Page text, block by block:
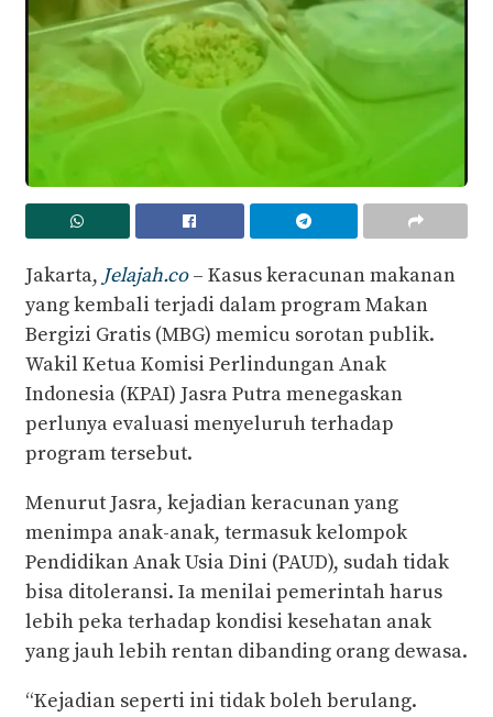
Jakarta, Jelajah.co– Kasus keracunan makanan
yang kembali terjadi dalam program Makan
Bergizi Gratis (MBG) memicu sorotan publik.
Wakil Ketua Komisi Perlindungan Anak
Indonesia (KPAI) Jasra Putra menegaskan
perlunya evaluasi menyeluruh terhadap
program tersebut.
Menurut Jasra, kejadian keracunan yang
menimpa anak-anak, termasuk kelompok
Pendidikan Anak Usia Dini (PAUD), sudah tidak
bisa ditoleransi. Ia menilai pemerintah harus
lebih peka terhadap kondisi kesehatan anak
yang jauh lebih rentan dibanding orang dewasa.
“Kejadian seperti ini tidak boleh berulang.